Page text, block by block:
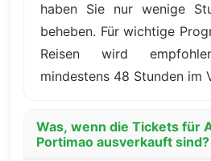
haben Sie nur wenige
beheben. Für wichtige
Reisen wird
mindestens 48 Stunden im
Was, wenn die Tickets für
Portimao ausverkauft sind?